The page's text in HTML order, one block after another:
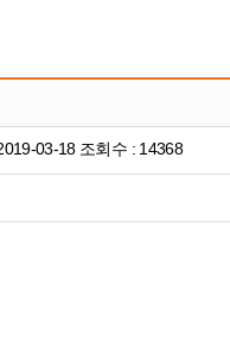
03-18 조회수 : 14368